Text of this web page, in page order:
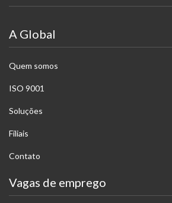
A Global
Quem somos
ISO 9001
Soluções
Filiais
Contato
Vagas de emprego